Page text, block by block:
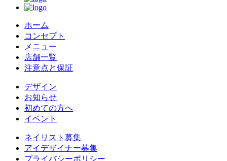
ホーム
コンセプト
メニュー
店舗一覧
注意点と保証
デザイン
お知らせ
初めての方へ
イベント
ネイリスト募集
アイデザイナー募集
プライバシーポリシー